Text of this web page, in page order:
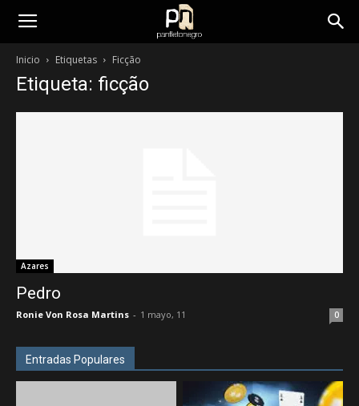
panfletonegro
Inicio Etiquetas Ficção
Etiqueta: ficção
Azares
Pedro
Ronie Von Rosa Martins - 1 mayo, 11 0
Entradas Populares